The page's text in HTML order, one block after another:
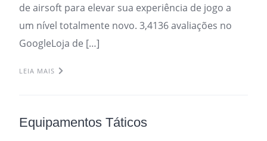
de airsoft para elevar sua experiência de jogo a
um nível totalmente novo. 3,4136 avaliações no
GoogleLoja de […]
LEIA MAIS
Equipamentos Táticos